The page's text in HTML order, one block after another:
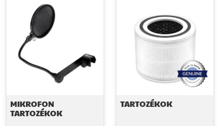
MIKROFON
TARTOZÉKOK
TARTOZÉKOK